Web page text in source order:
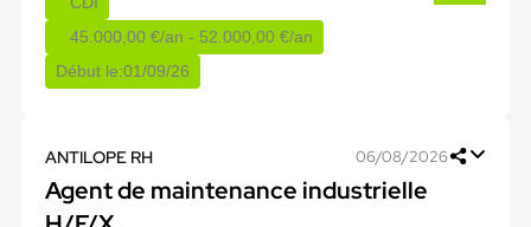
45.000,00 €/an - 52.000,00 €/an
Début le:01/09/26
ANTILOPE RH 06/08/2026
Agent de maintenance industrielle